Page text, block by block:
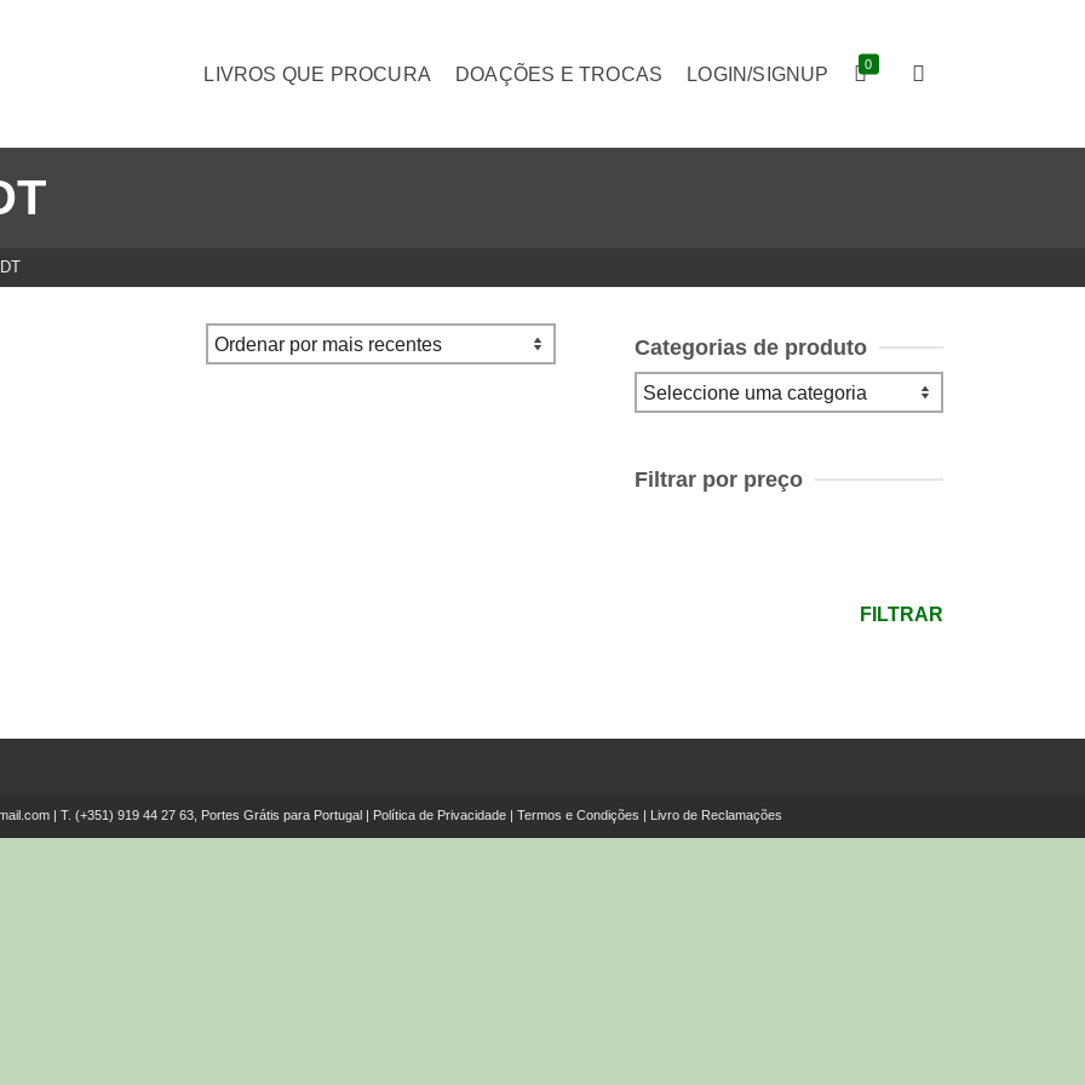
LIVROS QUE PROCURA DOAÇÕES E TROCAS LOGIN/SIGNUP 0
Categorias de produto
Filtrar por preço
FILTRAR
| T. (+351) 919 44 27 63, Portes Grátis para Portugal | Política de Privacidade| Termos e Condições | Livro de Reclamações